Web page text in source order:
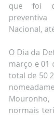
que foi
Nacional,
O Dia da
março e 01
total de 50
normais